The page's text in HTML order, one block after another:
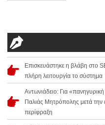
Επισκευάστηκε η βλάβη στο
πλήρη λειτουργία το σύστημα
Αντωνιάδειο: Για
Παλιάς Μητρόπολης μετά
περίφραξη